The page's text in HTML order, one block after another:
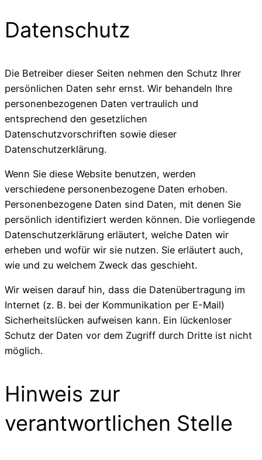
Datenschutz
Die Betreiber dieser Seiten nehmen den Schutz Ihrer
persönlichen Daten sehr ernst. Wir behandeln Ihre
personenbezogenen Daten vertraulich und
entsprechend den gesetzlichen
Datenschutzvorschriften sowie dieser
Datenschutzerklärung.
Wenn Sie diese Website benutzen, werden
verschiedene personenbezogene Daten erhoben.
Personenbezogene Daten sind Daten, mit denen Sie
persönlich identifiziert werden können. Die vorliegende
Datenschutzerklärung erläutert, welche Daten wir
erheben und wofür wir sie nutzen. Sie erläutert auch,
wie und zu welchem Zweck das geschieht.
Wir weisen darauf hin, dass die Datenübertragung im
Internet (z. B. bei der Kommunikation per E-Mail)
Sicherheitslücken aufweisen kann. Ein lückenloser
Schutz der Daten vor dem Zugriff durch Dritte ist nicht
möglich.
Hinweis zur
verantwortlichen Stelle